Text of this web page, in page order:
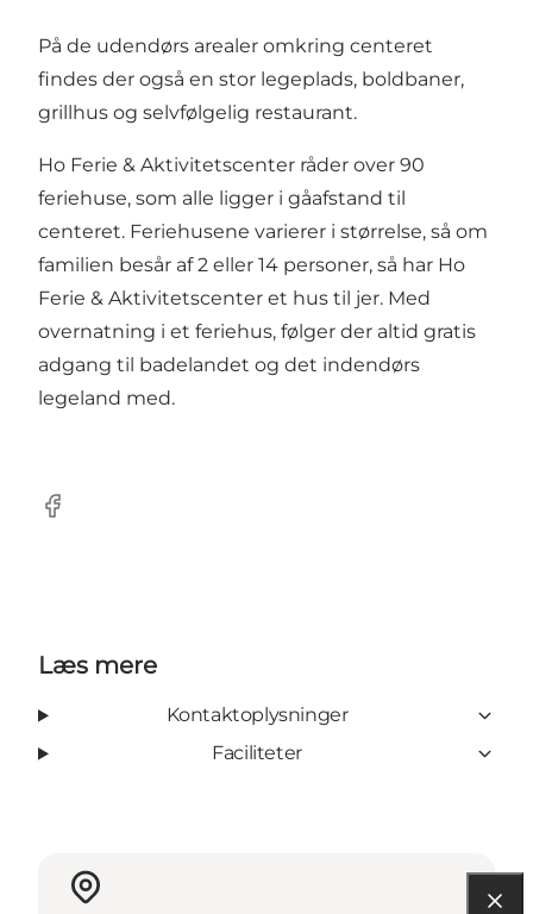
På de udendørs arealer omkring centeret
findes der også en stor legeplads, boldbaner,
grillhus og selvfølgelig restaurant.
Ho Ferie & Aktivitetscenter råder over 90
feriehuse, som alle ligger i gåafstand til
centeret. Feriehusene varierer i størrelse, så om
familien besår af 2 eller 14 personer, så har Ho
Ferie & Aktivitetscenter et hus til jer. Med
overnatning i et feriehus, følger der altid gratis
adgang til badelandet og det indendørs
legeland med.
Facebook
Læs mere
Kontaktoplysninger
Faciliteter